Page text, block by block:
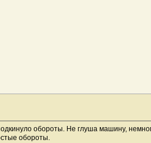
обороты. Не глуша машину,
обороты.